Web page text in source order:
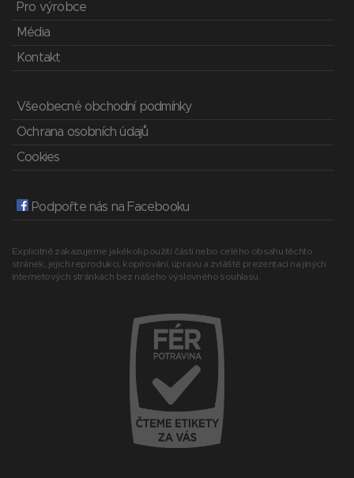
Pro výrobce
Média
Kontakt
Všeobecné obchodní podmínky
Ochrana osobních údajů
Cookies
Podpořte nás na Facebooku
Explicitně zakazujeme jakékoli použití části nebo celého obsahu těchto
stránek, jejich reprodukci, kopírování, úpravu a zvláště prezentaci na jiných
internetových stránkách bez našeho výslovného souhlasu.